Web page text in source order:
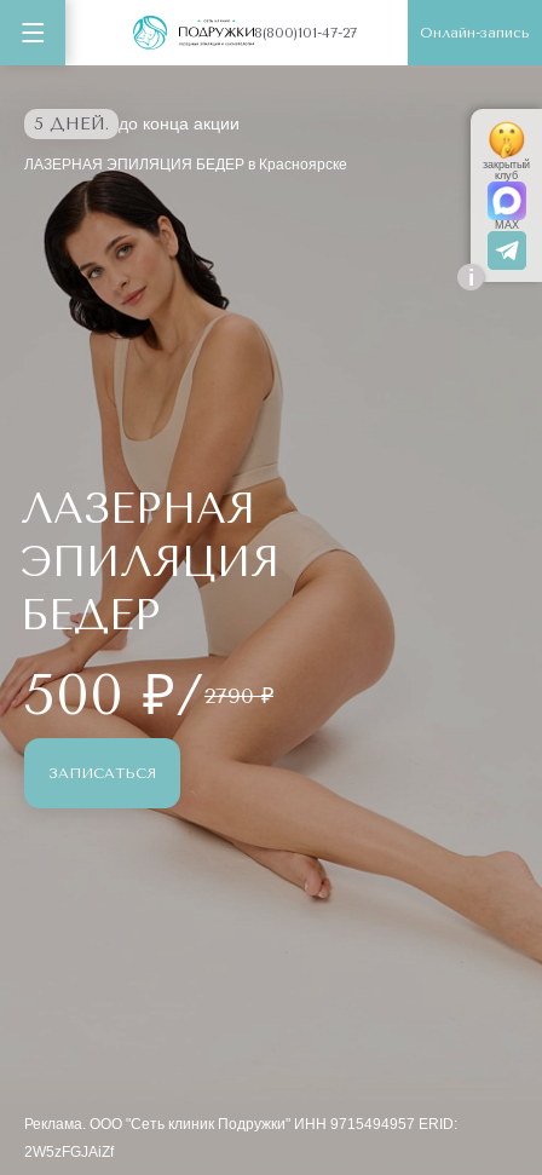
8(800)101-47-27 Онлайн-запись
5 ДНЕЙ. до конца акции
ЛАЗЕРНАЯ ЭПИЛЯЦИЯ БЕДЕР в Красноярске
ЛАЗЕРНАЯ
ЭПИЛЯЦИЯ
БЕДЕР
500 ₽/2790 ₽
ЗАПИСАТЬСЯ
Реклама. ООО "Сеть клиник Подружки" ИНН 9715494957 ERID:
2W5zFGJAiZf
i
закрытый
клуб
MAX